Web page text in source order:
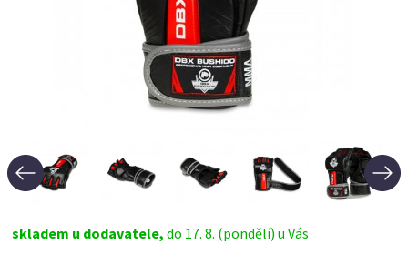
skladem u dodavatele,do 17. 8. (pondělí) u Vás